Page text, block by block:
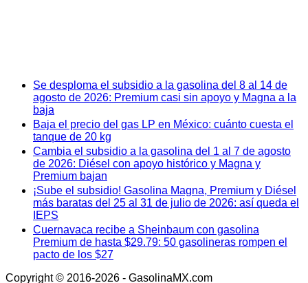
Se desploma el subsidio a la gasolina del 8 al 14 de
agosto de 2026: Premium casi sin apoyo y Magna a la
baja
Baja el precio del gas LP en México: cuánto cuesta el
tanque de 20 kg
Cambia el subsidio a la gasolina del 1 al 7 de agosto
de 2026: Diésel con apoyo histórico y Magna y
Premium bajan
¡Sube el subsidio! Gasolina Magna, Premium y Diésel
más baratas del 25 al 31 de julio de 2026: así queda el
IEPS
Cuernavaca recibe a Sheinbaum con gasolina
Premium de hasta $29.79: 50 gasolineras rompen el
pacto de los $27
Copyright © 2016-2026 - GasolinaMX.com